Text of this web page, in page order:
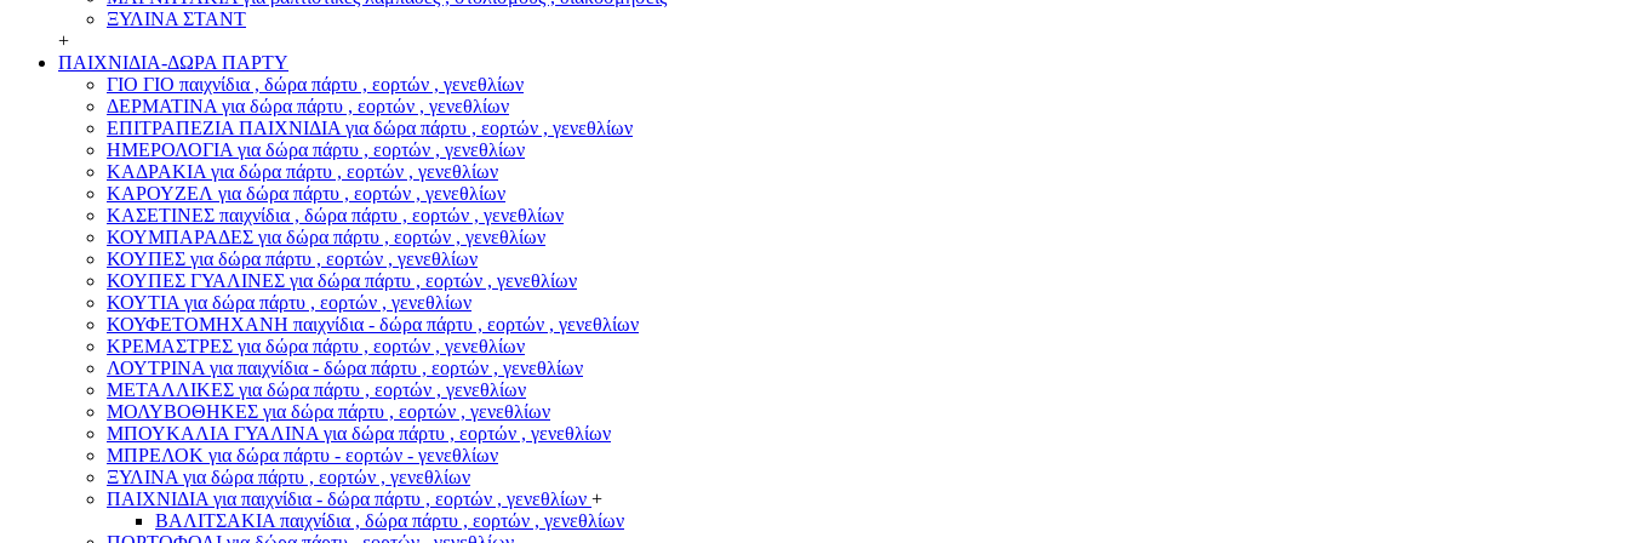
ΞΥΛΙΝΑ ΣΤΑΝΤ
+
ΠΑΙΧΝΙΔΙΑ-ΔΩΡΑ ΠΑΡΤΥ
ΓΙΟ ΓΙΟ παιχνίδια , δώρα πάρτυ , εορτών , γενεθλίων
ΔΕΡΜΑΤΙΝΑ για δώρα πάρτυ , εορτών , γενεθλίων
ΕΠΙΤΡΑΠΕΖΙΑ ΠΑΙΧΝΙΔΙΑ για δώρα πάρτυ , εορτών , γενεθλίων
ΗΜΕΡΟΛΟΓΙΑ για δώρα πάρτυ , εορτών , γενεθλίων
ΚΑΔΡΑΚΙΑ για δώρα πάρτυ , εορτών , γενεθλίων
ΚΑΡΟΥΖΕΛ για δώρα πάρτυ , εορτών , γενεθλίων
ΚΑΣΕΤΙΝΕΣ παιχνίδια , δώρα πάρτυ , εορτών , γενεθλίων
ΚΟΥΜΠΑΡΑΔΕΣ για δώρα πάρτυ , εορτών , γενεθλίων
ΚΟΥΠΕΣ για δώρα πάρτυ , εορτών , γενεθλίων
ΚΟΥΠΕΣ ΓΥΑΛΙΝΕΣ για δώρα πάρτυ , εορτών , γενεθλίων
ΚΟΥΤΙΑ για δώρα πάρτυ , εορτών , γενεθλίων
ΚΟΥΦΕΤΟΜΗΧΑΝΗ παιχνίδια - δώρα πάρτυ , εορτών , γενεθλίων
ΚΡΕΜΑΣΤΡΕΣ για δώρα πάρτυ , εορτών , γενεθλίων
ΛΟΥΤΡΙΝΑ για παιχνίδια - δώρα πάρτυ , εορτών , γενεθλίων
ΜΕΤΑΛΛΙΚΕΣ για δώρα πάρτυ , εορτών , γενεθλίων
ΜΟΛΥΒΟΘΗΚΕΣ για δώρα πάρτυ , εορτών , γενεθλίων
ΜΠΟΥΚΑΛΙΑ ΓΥΑΛΙΝΑ για δώρα πάρτυ , εορτών , γενεθλίων
ΜΠΡΕΛΟΚ για δώρα πάρτυ - εορτών - γενεθλίων
ΞΥΛΙΝΑ για δώρα πάρτυ , εορτών , γενεθλίων
ΠΑΙΧΝΙΔΙΑ για παιχνίδια - δώρα πάρτυ , εορτών , γενεθλίων +
ΒΑΛΙΤΣΑΚΙΑ παιχνίδια , δώρα πάρτυ , εορτών , γενεθλίων